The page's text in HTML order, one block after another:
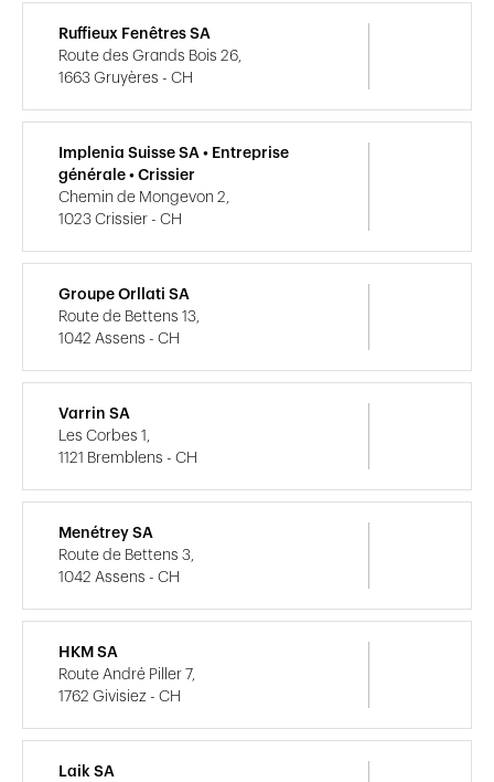
Ruffieux Fenêtres SA
Route des Grands Bois 26,
1663 Gruyères - CH
Implenia Suisse SA • Entreprise
générale • Crissier
Chemin de Mongevon 2,
1023 Crissier - CH
Groupe Orllati SA
Route de Bettens 13,
1042 Assens - CH
Varrin SA
Les Corbes 1,
1121 Bremblens - CH
Menétrey SA
Route de Bettens 3,
1042 Assens - CH
HKM SA
Route André Piller 7,
1762 Givisiez - CH
Laik SA